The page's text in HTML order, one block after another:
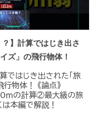
？】計算ではじき出さ
ズ」の飛行物体！
ではじき出された「旅
物体！ 《論点》
ｍの計算②最大級の旅
本編で解説！